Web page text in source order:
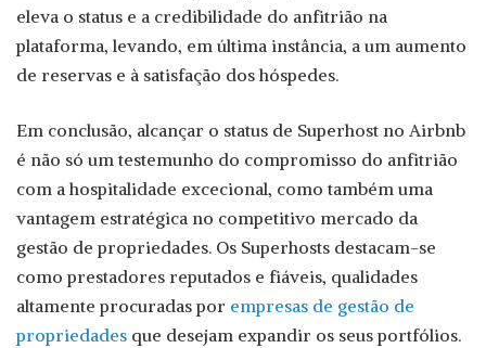
eleva o status e a credibilidade do anfitrião na
plataforma, levando, em última instância, a um aumento
de reservas e à satisfação dos hóspedes.
Em conclusão, alcançar o status de Superhost no Airbnb
é não só um testemunho do compromisso do anfitrião
com a hospitalidade excecional, como também uma
vantagem estratégica no competitivo mercado da
gestão de propriedades. Os Superhosts destacam-se
como prestadores reputados e fiáveis, qualidades
altamente procuradas por empresas de gestão de
propriedades que desejam expandir os seus portfólios.